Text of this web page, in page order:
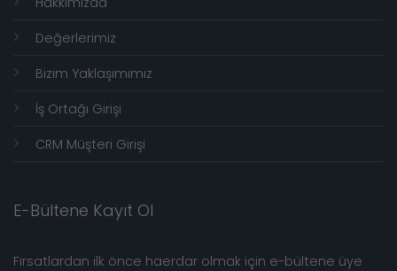
Değerlerimiz
Bizim Yaklaşımımız
İş Ortağı Girişi
CRM Müşteri Girişi
E-Bültene Kayıt Ol
Fırsatlardan ilk önce haerdar olmak için e-bültene üye